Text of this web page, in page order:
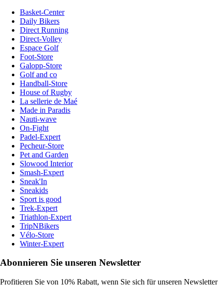
Basket-Center
Daily Bikers
Direct Running
Direct-Volley
Espace Golf
Foot-Store
Galopp-Store
Golf and co
Handball-Store
House of Rugby
La sellerie de Maé
Made in Paradis
Nauti-wave
On-Fight
Padel-Expert
Pecheur-Store
Pet and Garden
Slowood Interior
Smash-Expert
Sneak'In
Sneakids
Sport is good
Trek-Expert
Triathlon-Expert
TripNBikers
Vélo-Store
Winter-Expert
Abonnieren Sie unseren Newsletter
Profitieren Sie von 10% Rabatt, wenn Sie sich für unseren Newsletter